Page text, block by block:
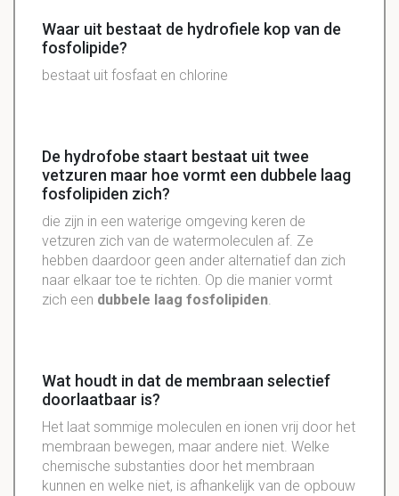
Waar uit bestaat de hydrofiele kop van de
fosfolipide?
bestaat uit fosfaat en chlorine
De hydrofobe staart bestaat uit twee
vetzuren maar hoe vormt een dubbele laag
fosfolipiden zich?
die zijn in een waterige omgeving keren de
vetzuren zich van de watermoleculen af. Ze
hebben daardoor geen ander alternatief dan zich
naar elkaar toe te richten. Op die manier vormt
zich een dubbele laag fosfolipiden.
Wat houdt in dat de membraan selectief
doorlaatbaar is?
Het laat sommige moleculen en ionen vrij door het
membraan bewegen, maar andere niet. Welke
chemische substanties door het membraan
kunnen en welke niet, is afhankelijk van de opbouw